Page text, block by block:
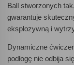
Ball stworzonych
gwarantuje
eksplozywną i
Dynamiczne
podłogę nie odbija